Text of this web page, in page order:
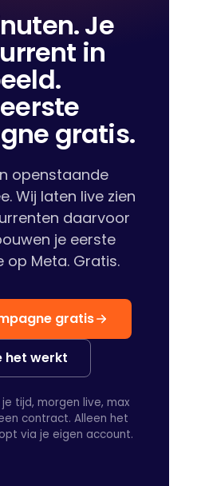
Je
in
gratis.
openstaande
Wij laten live zien
daarvoor
je eerste
op Meta. Gratis.
gratis
het werkt
tijd, morgen live, max
contract. Alleen het
via je eigen account.